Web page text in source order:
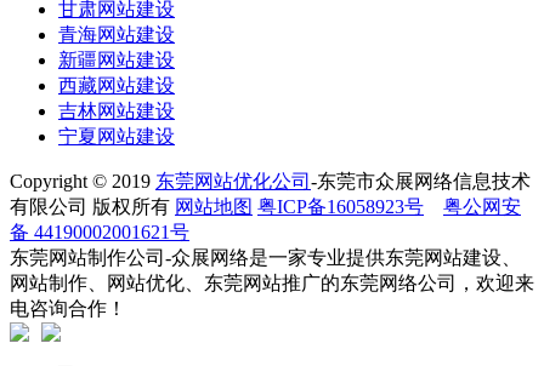
甘肃网站建设
青海网站建设
新疆网站建设
西藏网站建设
吉林网站建设
宁夏网站建设
Copyright © 2019 东莞网站优化公司 -东莞市众展网络信息技术
有限公司 版权所有 网站地图 粤ICP备16058923号
粤公网安
备 44190002001621号
东莞网站制作公司-众展网络是一家专业提供东莞网站建设、
网站制作、网站优化、东莞网站推广的东莞网络公司，欢迎来
电咨询合作！